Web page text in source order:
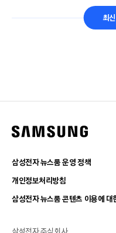
최
삼성전자 뉴스룸 운영 정책
개인정보처리방침
삼성전자 뉴스룸 콘텐츠 이용에 대